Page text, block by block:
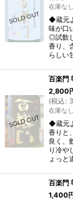
在庫なし
◆蔵元
味が口
◎試飲
香り、
らしい
百楽門
2,800
(税込:
在庫なし
◆蔵元
香りと
良く、
り冷や
ょっと
百楽門
1,400